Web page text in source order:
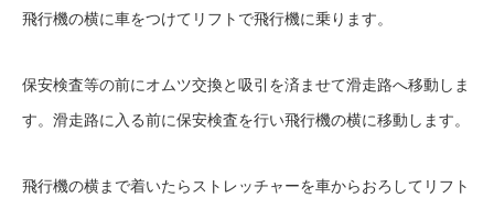
飛行機の横に車をつけてリフトで飛行機に乗ります。
保安検査等の前にオムツ交換と吸引を済ませて滑走路へ移動しま
す。滑走路に入る前に保安検査を行い飛行機の横に移動します。
飛行機の横まで着いたらストレッチャーを車からおろしてリフト